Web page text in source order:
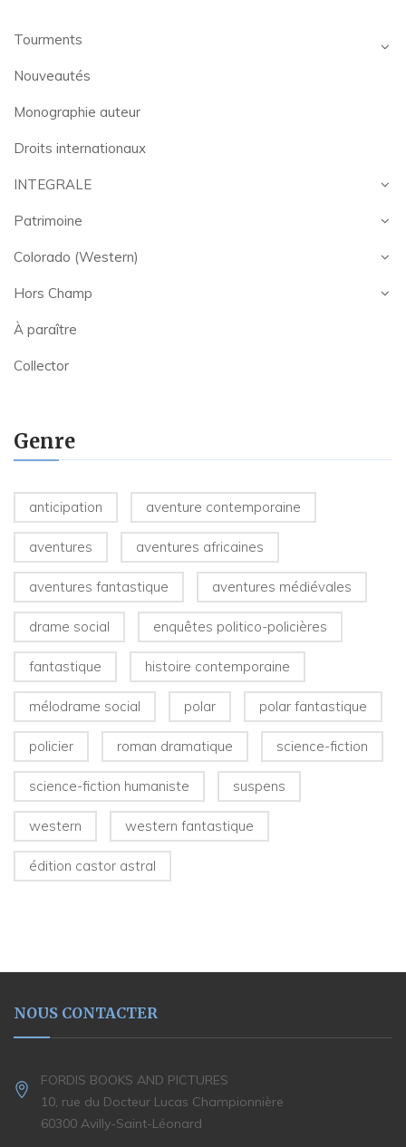
Tourments
Nouveautés
Monographie auteur
Droits internationaux
INTEGRALE
Patrimoine
Colorado (Western)
Hors Champ
À paraître
Collector
Genre
anticipation aventure contemporaine
aventures aventures africaines
aventures fantastique aventures médiévales
drame social enquêtes politico-policières
fantastique histoire contemporaine
mélodrame social polar polar fantastique
policier roman dramatique science-fiction
science-fiction humaniste suspens
western western fantastique
édition castor astral
NOUS CONTACTER
FORDIS BOOKS AND PICTURES
10, rue du Docteur Lucas Championnière
60300 Avilly-Saint-Léonard